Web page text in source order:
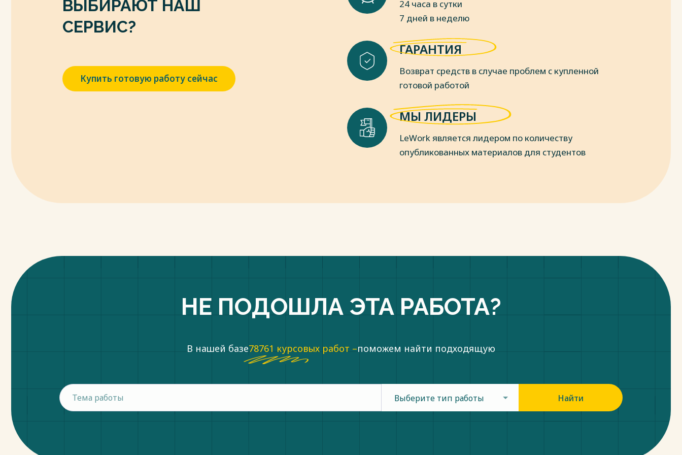
ВЫБИРАЮТ НАШ
СЕРВИС?
Купить готовую работу сейчас
24 часа в сутки
7 дней в неделю
ГАРАНТИЯ
Возврат средств в случае проблем с купленной
готовой работой
МЫ ЛИДЕРЫ
LeWork является лидером по количеству
опубликованных материалов для студентов
НЕ ПОДОШЛА ЭТА РАБОТА?
В нашей базе78761 курсовых работ –поможем найти подходящую
Выберите тип работы Найти